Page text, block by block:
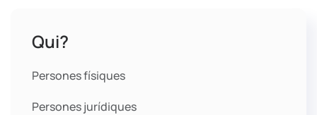
Qui?
Persones físiques
Persones jurídiques